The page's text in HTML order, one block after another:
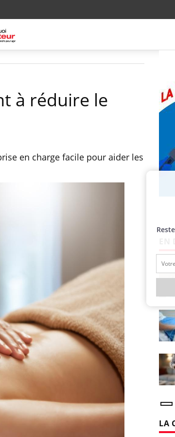
à réduire le
en charge facile pour aider les
:
Hantavirus : un cas
détecté chez un touriste
en France
Mortalité infantile : un
rapport s’interroge sur
son taux élevé en France
Grossesse à risque : ce jus
naturel attire l'attention
des chercheurs
LA